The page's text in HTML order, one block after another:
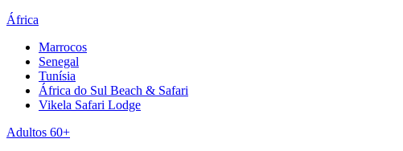
África
Marrocos
Senegal
Tunísia
África do Sul Beach & Safari
Vikela Safari Lodge
Adultos 60+